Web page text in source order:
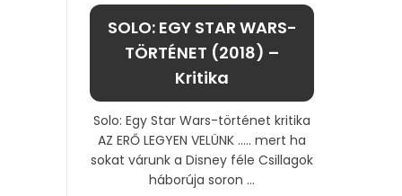
SOLO: EGY STAR WARS-
TÖRTÉNET (2018) –
Kritika
Solo: Egy Star Wars-történet kritika
AZ ERŐ LEGYEN VELÜNK ….. mert ha
sokat várunk a Disney féle Csillagok
háborúja soron ...